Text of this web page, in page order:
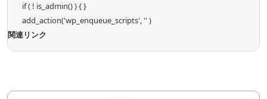
if ( ! is_admin() ) { }
add_action('wp_enqueue_scripts', '' )
関連リンク